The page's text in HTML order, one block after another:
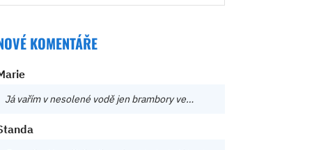
KOMENTÁŘE
Já vařím v nesolené vodě jen brambory ve…